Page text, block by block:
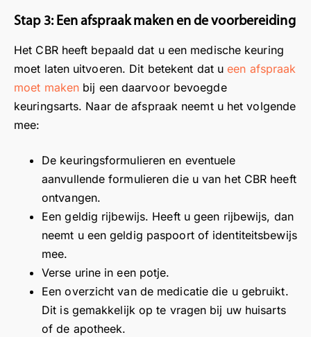
Stap 3: Een afspraak maken en de voorbereiding
Het CBR heeft bepaald dat u een medische keuring
moet laten uitvoeren. Dit betekent dat ueen afspraak
moet maken bij een daarvoor bevoegde
keuringsarts. Naar de afspraak neemt u het volgende
mee:
De keuringsformulieren en eventuele
aanvullende formulieren die u van het CBR heeft
ontvangen.
Een geldig rijbewijs. Heeft u geen rijbewijs, dan
neemt u een geldig paspoort of identiteitsbewijs
mee.
Verse urine in een potje.
Een overzicht van de medicatie die u gebruikt.
Dit is gemakkelijk op te vragen bij uw huisarts
of de apotheek.